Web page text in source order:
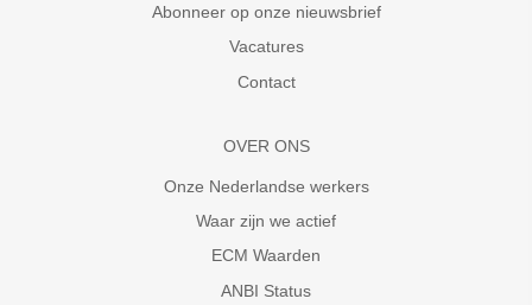
Abonneer op onze nieuwsbrief
Vacatures
Contact
OVER ONS
Onze Nederlandse werkers
Waar zijn we actief
ECM Waarden
ANBI Status